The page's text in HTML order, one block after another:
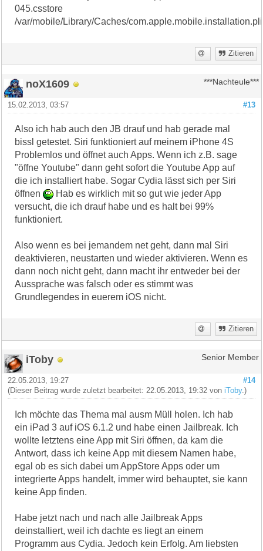
045.csstore
/var/mobile/Library/Caches/
Zitieren
noX1609 ***Nachteule***
#13
15.02.2013, 03:57
Also ich hab auch den JB drauf und hab gerade mal
bissl getestet. Siri funktioniert auf meinem iPhone 4S
Problemlos und öffnet auch Apps. Wenn ich z.B. sage
"öffne Youtube" dann geht sofort die Youtube App auf
die ich installiert habe. Sogar Cydia lässt sich per Siri
öffnen
Hab es wirklich mit so gut wie jeder App
versucht, die ich drauf habe und es halt bei 99%
funktioniert.
Also wenn es bei jemandem net geht, dann mal Siri
deaktivieren, neustarten und wieder aktivieren. Wenn es
dann noch nicht geht, dann macht ihr entweder bei der
Aussprache was falsch oder es stimmt was
Grundlegendes in euerem iOS nicht.
Zitieren
iToby Senior Member
#14
22.05.2013, 19:27
(Dieser Beitrag wurde zuletzt bearbeitet: 22.05.2013, 19:32 voniToby.)
Ich möchte das Thema mal ausm Müll holen. Ich hab
ein iPad 3 auf iOS 6.1.2 und habe einen Jailbreak. Ich
wollte letztens eine App mit Siri öffnen, da kam die
Antwort, dass ich keine App mit diesem Namen habe,
egal ob es sich dabei um AppStore Apps oder um
integrierte Apps handelt, immer wird behauptet, sie kann
keine App finden.
Habe jetzt nach und nach alle Jailbreak Apps
deinstalliert, weil ich dachte es liegt an einem
Programm aus Cydia. Jedoch kein Erfolg. Am liebsten